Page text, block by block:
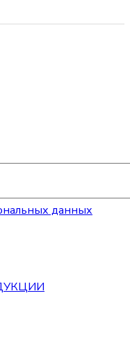
данных